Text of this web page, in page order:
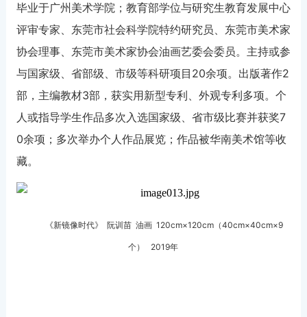
毕业于广州美术学院；教育部学位与研究生教育发展中心
评审专家、东莞市社会科学院特约研究员、东莞市美术家
协会理事、东莞市美术家协会油画艺委会委员。主持或参
与国家级、省部级、市级等科研项目20余项。出版著作2
部，主编教材3部，获实用新型专利、外观专利多项。个
人或指导学生作品多次入选国家级、省市级比赛并获奖7
0余项；多次举办个人作品展览；作品被华南美术馆等收
藏。
《新镜像时代》 阮训苗 油画 120cm×120cm（40cm×40cm×9
个） 2019年